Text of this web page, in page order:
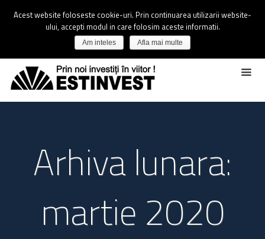
Arhiva lunara:
martie 2020
Acest website foloseste cookie-uri. Prin continuarea utilizarii website-
ului, accepti modul in care folosim aceste informatii.
Am inteles Afla mai multe